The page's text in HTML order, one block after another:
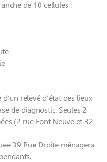
de 10 cellules :
relevé d’état des lieux
de diagnostic. Seules 2
(2 rue Font Neuve et 32
39 Rue Droite ménagera